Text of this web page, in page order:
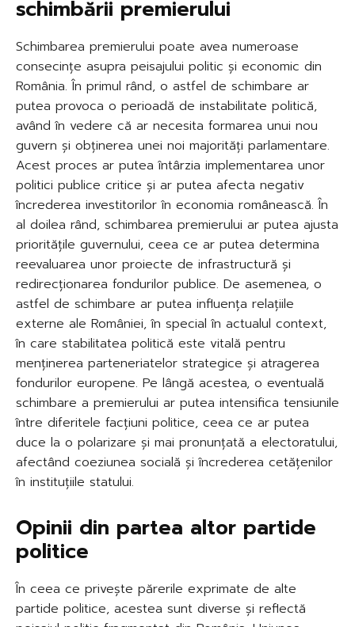
schimbării premierului
Schimbarea premierului poate avea numeroase
consecințe asupra peisajului politic și economic din
România. În primul rând, o astfel de schimbare ar
putea provoca o perioadă de instabilitate politică,
având în vedere că ar necesita formarea unui nou
guvern și obținerea unei noi majorități parlamentare.
Acest proces ar putea întârzia implementarea unor
politici publice critice și ar putea afecta negativ
încrederea investitorilor în economia românească. În
al doilea rând, schimbarea premierului ar putea ajusta
prioritățile guvernului, ceea ce ar putea determina
reevaluarea unor proiecte de infrastructură și
redirecționarea fondurilor publice. De asemenea, o
astfel de schimbare ar putea influența relațiile
externe ale României, în special în actualul context,
în care stabilitatea politică este vitală pentru
menținerea parteneriatelor strategice și atragerea
fondurilor europene. Pe lângă acestea, o eventuală
schimbare a premierului ar putea intensifica tensiunile
între diferitele facțiuni politice, ceea ce ar putea
duce la o polarizare și mai pronunțată a electoratului,
afectând coeziunea socială și încrederea cetățenilor
în instituțiile statului.
Opinii din partea altor partide
politice
În ceea ce privește părerile exprimate de alte
partide politice, acestea sunt diverse și reflectă